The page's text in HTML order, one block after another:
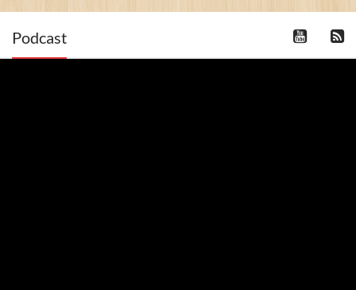
Podcast